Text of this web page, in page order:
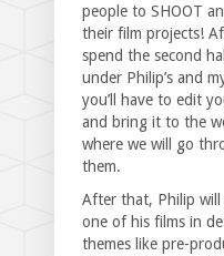
people to SHOOT
their film projects!
spend the second
under Philip’s and
you’ll have to edit
and bring it to the
where we will go
them.
After that, Philip
one of his films in
themes like pre-